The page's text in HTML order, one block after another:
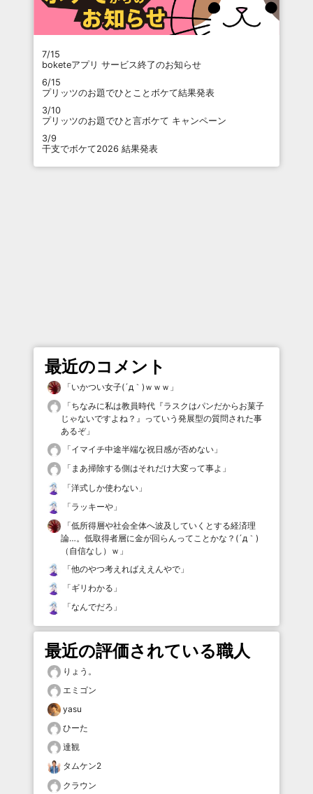
7/15
boketeアプリ サービス終了のお知らせ
6/15
プリッツのお題でひとことボケて結果発表
3/10
プリッツのお題でひと言ボケて キャンペーン
3/9
干支でボケて2026 結果発表
最近のコメント
「いかつい女子(´д｀)ｗｗｗ 」
「ちなみに私は教員時代『ラスクはパンだからお菓子
じゃないですよね？』っていう発展型の質問された事
あるぞ」
「イマイチ中途半端な祝日感が否めない 」
「 まあ掃除する側はそれだけ大変って事よ 」
「洋式しか使わない 」
「ラッキーや 」
「低所得層や社会全体へ波及していくとする経済理
論…。低取得者層に金が回らんってことかな？(´д｀)
（自信なし）ｗ 」
「他のやつ考えればええんやで 」
「ギリわかる 」
「なんでだろ 」
最近の評価されている職人
りょう。
エミゴン
yasu
ひーた
達観
タムケン2
クラウン